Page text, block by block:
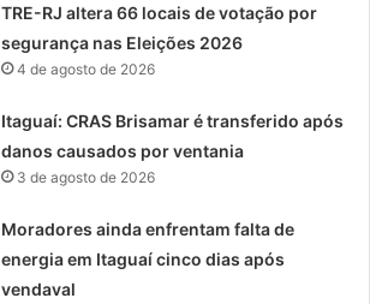
TRE-RJ altera 66 locais de votação por
segurança nas Eleições 2026
4 de agosto de 2026
Itaguaí: CRAS Brisamar é transferido após
danos causados por ventania
3 de agosto de 2026
Moradores ainda enfrentam falta de
energia em Itaguaí cinco dias após
vendaval